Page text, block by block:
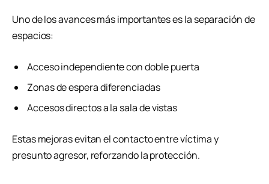
Uno de los avances más importantes es la separación de
espacios:
Acceso independiente con doble puerta
Zonas de espera diferenciadas
Accesos directos a la sala de vistas
Estas mejoras evitan el contacto entre víctima y
presunto agresor, reforzando la protección.